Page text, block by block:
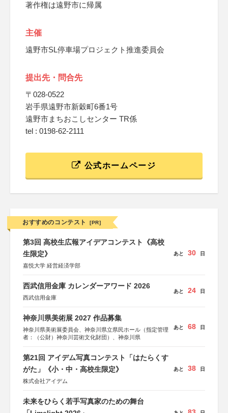
著作権は遠野市に帰属
主催
遠野市SL停車場プロジェクト推進委員会
提出先・問合先
〒028-0522
岩手県遠野市新穀町6番1号
遠野市まちおこしセンター TR係
tel : 0198-62-2111
公式ホームページ
おすすめのコンテスト [PR]
第3回 高校生広報アイデアコンテスト《高校
生限定》
嘉悦大学 経営経済学部
あと 30 日
西武信用金庫 カレンダーアワード 2026
西武信用金庫
あと 24 日
神奈川県美術展 2027 作品募集
神奈川県美術展委員会、神奈川県立県民ホール（指定管理
者：（公財）神奈川芸術文化財団）、神奈川県
あと 68 日
第21回 アイデム写真コンテスト「はたらくす
がた」《小・中・高校生限定》
株式会社アイデム
あと 38 日
未来をひらく若手写真家のための舞台